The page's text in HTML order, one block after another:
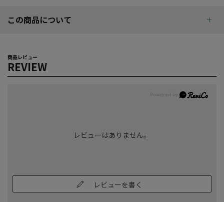
この商品について
商品レビュー
REVIEW
レビューはありません。
レビューを書く